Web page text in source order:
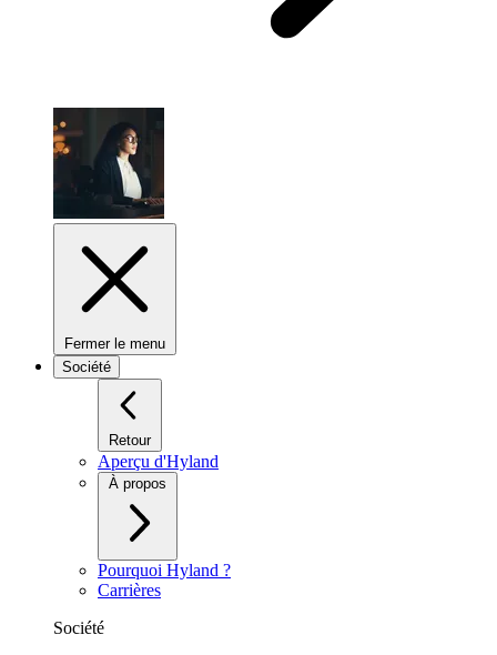
Fermer le menu
Société
Retour
Aperçu d'Hyland
À propos
Pourquoi Hyland ?
Carrières
Société